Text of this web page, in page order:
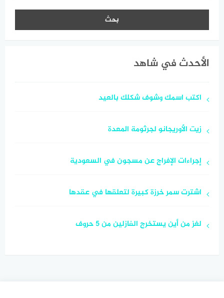
الأحدث في شاهد
اكتب اسمك وشوف شكلك بالعيد
زيت الأوريجانو لجرثومة المعدة
إجراءات الإفراج عن مسجون في السعودية
اشترت سمر خرزة كبيرة لتعلقها في عقدها
لغز من أين يستخرج الفازلين من 5 حروف